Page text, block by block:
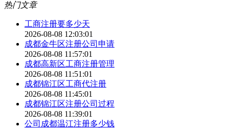
热门文章
工商注册要多少天
2026-08-08 12:03:01
成都金牛区注册公司申请
2026-08-08 11:57:01
成都高新区工商注册管理
2026-08-08 11:51:01
成都锦江区工商代注册
2026-08-08 11:45:01
成都锦江区注册公司过程
2026-08-08 11:39:01
公司成都温江注册多少钱